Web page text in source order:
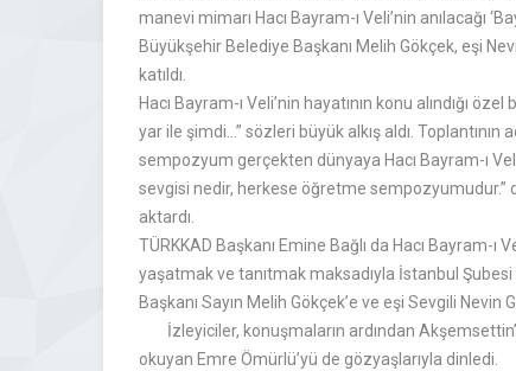
manevi mimarı Hacı Bayram-ı Veli’nin anılacağı
Büyükşehir Belediye Başkanı Melih Gökçek, eşi
katıldı.
Hacı Bayram-ı Veli’nin hayatının konu alındığı
yar ile şimdi…” sözleri büyük alkış aldı. Toplantının
sempozyum gerçekten dünyaya Hacı Bayram-ı
sevgisi nedir, herkese öğretme sempozyumudur.”
aktardı.
TÜRKKAD Başkanı Emine Bağlı da Hacı
yaşatmak ve tanıtmak maksadıyla İstanbul
Başkanı Sayın Melih Gökçek’e ve eşi Sevgili
İzleyiciler, konuşmaların ardından
okuyan Emre Ömürlü’yü de gözyaşlarıyla dinledi.